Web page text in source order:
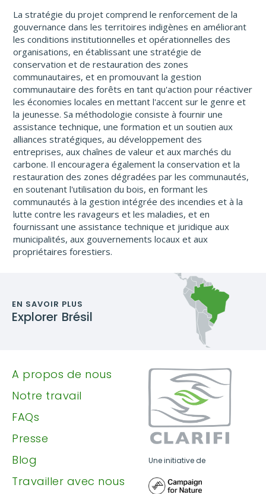
La stratégie du projet comprend le renforcement de la
gouvernance dans les territoires indigènes en améliorant
les conditions institutionnelles et opérationnelles des
organisations, en établissant une stratégie de
conservation et de restauration des zones
communautaires, et en promouvant la gestion
communautaire des forêts en tant qu'action pour réactiver
les économies locales en mettant l'accent sur le genre et
la jeunesse. Sa méthodologie consiste à fournir une
assistance technique, une formation et un soutien aux
alliances stratégiques, au développement des
entreprises, aux chaînes de valeur et aux marchés du
carbone. Il encouragera également la conservation et la
restauration des zones dégradées par les communautés,
en soutenant l'utilisation du bois, en formant les
communautés à la gestion intégrée des incendies et à la
lutte contre les ravageurs et les maladies, et en
fournissant une assistance technique et juridique aux
municipalités, aux gouvernements locaux et aux
propriétaires forestiers.
EN SAVOIR PLUS
Explorer Brésil
A propos de nous
Notre travail
FAQs
Presse
Blog
Travailler avec nous
Une initiative de